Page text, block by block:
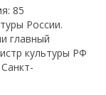
85
России.
главный
культуры РФ